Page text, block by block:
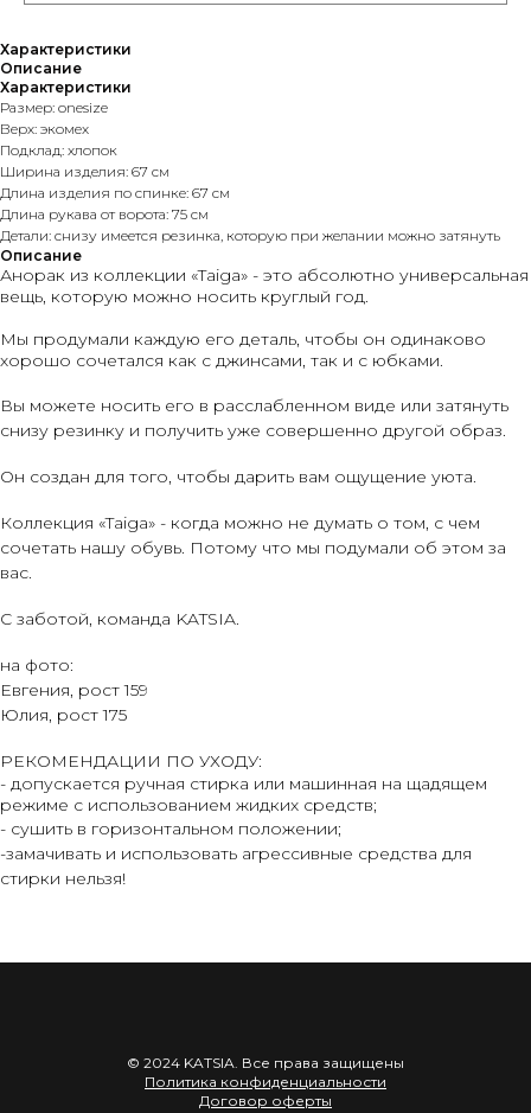
Характеристики
Описание
Характеристики
Размер: onesize
Верх: экомех
Подклад: хлопок
Ширина изделия: 67 см
Длина изделия по спинке: 67 см
Длина рукава от ворота: 75 см
Детали: снизу имеется резинка, которую при желании можно затянуть
Описание
Анорак из коллекции «Taiga» - это абсолютно универсальная
вещь, которую можно носить круглый год.
Мы продумали каждую его деталь, чтобы он одинаково
хорошо сочетался как с джинсами, так и с юбками.
Вы можете носить его в расслабленном виде или затянуть
снизу резинку и получить уже совершенно другой образ.
Он создан для того, чтобы дарить вам ощущение уюта.
Коллекция «Taiga» - когда можно не думать о том, с чем
сочетать нашу обувь. Потому что мы подумали об этом за
вас.
С заботой, команда KATSIA.
на фото:
Евгения, рост 159
Юлия, рост 175
РЕКОМЕНДАЦИИ ПО УХОДУ:
- допускается ручная стирка или машинная на щадящем
режиме с использованием жидких средств;
- сушить в горизонтальном положении;
-замачивать и использовать агрессивные средства для
стирки нельзя!
© 2024 KATSIA. Все права защищены
Политика конфиденциальности
Договор оферты